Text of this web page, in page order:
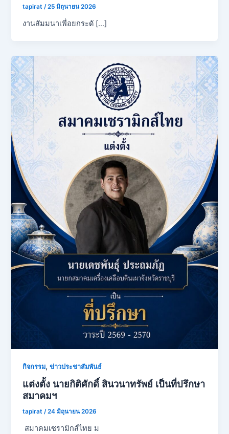
tapirat/25 มิถุนายน 2026
งานสัมมนาเพื่อยกระดั […]
กิจกรรม,ข่าวประชาสัมพันธ์
แต่งตั้ง นายกิติศักดิ์ สินวนาทรัพย์ เป็นที่ปรึกษา
สมาคมฯ
tapirat/24 มิถุนายน 2026
สมาคมเซรามิกส์ไทย ม